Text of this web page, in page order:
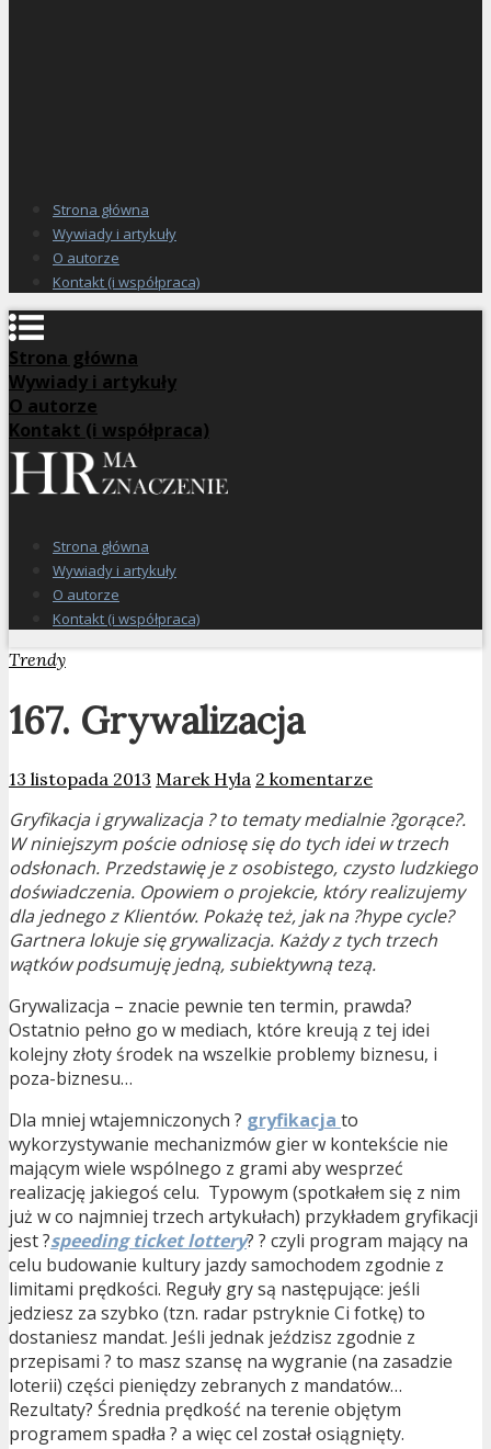
Strona główna
Wywiady i artykuły
O autorze
Kontakt (i współpraca)
Strona główna
Wywiady i artykuły
O autorze
Kontakt (i współpraca)
Strona główna
Wywiady i artykuły
O autorze
Kontakt (i współpraca)
Trendy
167. Grywalizacja
13 listopada 2013 Marek Hyla 2 komentarze
Gryfikacja i grywalizacja ? to tematy medialnie ?gorące?.
W niniejszym poście odniosę się do tych idei w trzech
odsłonach. Przedstawię je z osobistego, czysto ludzkiego
doświadczenia. Opowiem o projekcie, który realizujemy
dla jednego z Klientów. Pokażę też, jak na ?hype cycle?
Gartnera lokuje się grywalizacja. Każdy z tych trzech
wątków podsumuję jedną, subiektywną tezą.
Grywalizacja – znacie pewnie ten termin, prawda?
Ostatnio pełno go w mediach, które kreują z tej idei
kolejny złoty środek na wszelkie problemy biznesu, i
poza-biznesu…
Dla mniej wtajemniczonych ? gryfikacja to
wykorzystywanie mechanizmów gier w kontekście nie
mającym wiele wspólnego z grami aby wesprzeć
realizację jakiegoś celu. Typowym (spotkałem się z nim
już w co najmniej trzech artykułach) przykładem gryfikacji
jest ?speeding ticket lottery? ? czyli program mający na
celu budowanie kultury jazdy samochodem zgodnie z
limitami prędkości. Reguły gry są następujące: jeśli
jedziesz za szybko (tzn. radar pstryknie Ci fotkę) to
dostaniesz mandat. Jeśli jednak jeździsz zgodnie z
przepisami ? to masz szansę na wygranie (na zasadzie
loterii) części pieniędzy zebranych z mandatów…
Rezultaty? Średnia prędkość na terenie objętym
programem spadła ? a więc cel został osiągnięty.